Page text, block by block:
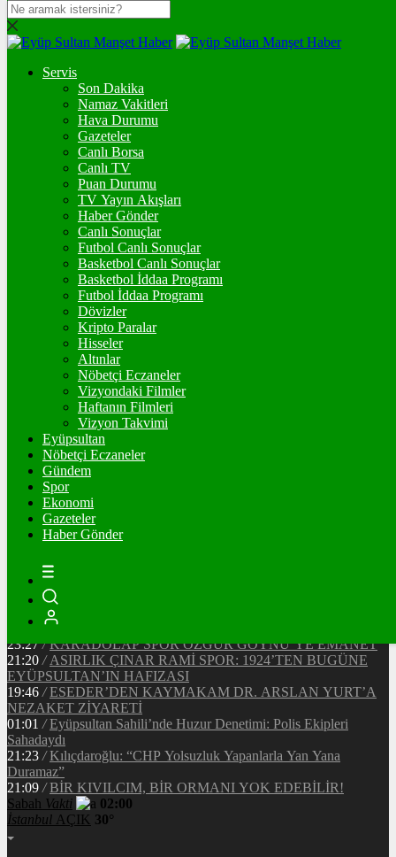
DOLAR
47,6009$% 0.06
EURO
% -0.08
STERLİN
% 0.1
GRAM ALTIN
%-0,04
%-0,15
BİTCOİN
ETHEREUM
TETHER
Servis
Son Dakika
Namaz Vakitleri
Hava Durumu
Gazeteler
Canlı Borsa
Canlı TV
Puan Durumu
TV Yayın Akışları
Haber Gönder
Canlı Sonuçlar
Futbol Canlı Sonuçlar
Basketbol Canlı Sonuçlar
Basketbol İddaa Programı
Futbol İddaa Programı
Dövizler
Kripto Paralar
Hisseler
Altınlar
Nöbetçi Eczaneler
Vizyondaki Filmler
Haftanın Filmleri
Vizyon Takvimi
Eyüpsultan
Nöbetçi Eczaneler
Gündem
Spor
Ekonomi
Gazeteler
Haber Gönder
20:37 / CHP EYÜPSULTAN İLÇE ÖRGÜTÜ ÜYELERİ
/ MHP EYÜPSULTAN TEŞKİLATI’NIN ACI GÜNÜ
13:33
/ BAŞKAN DR. MİTHAT BÜLENT ÖZMEN’DEN
KAMUOYUNA AÇIKLAMA
Makyaj Sanatçısı Uzay Damla Yıldız, Uluslararası
Başarılarıyla Türkiye’yi Temsil Ediyor
23:27 / KARADOLAP SPOR ÖZGÜR GÖYNÜ’YE EMANET
21:20 / ASIRLIK ÇINAR RAMİ SPOR: 1924’TEN BUGÜNE
EYÜPSULTAN’IN HAFIZASI
19:46 / ESEDER’DEN KAYMAKAM DR. ARSLAN YURT’A
NEZAKET ZİYARETİ
01:01 / Eyüpsultan Sahili’nde Huzur Denetimi: Polis Ekipleri
Sahadaydı
21:23 / Kılıçdaroğlu: “CHP Yolsuzluk Yapanlarla Yan Yana
Duramaz”
21:09 / BİR KIVILCIM, BİR ORMANI YOK EDEBİLİR!
Sabah Vakti
02:00
İstanbul AÇIK 30°